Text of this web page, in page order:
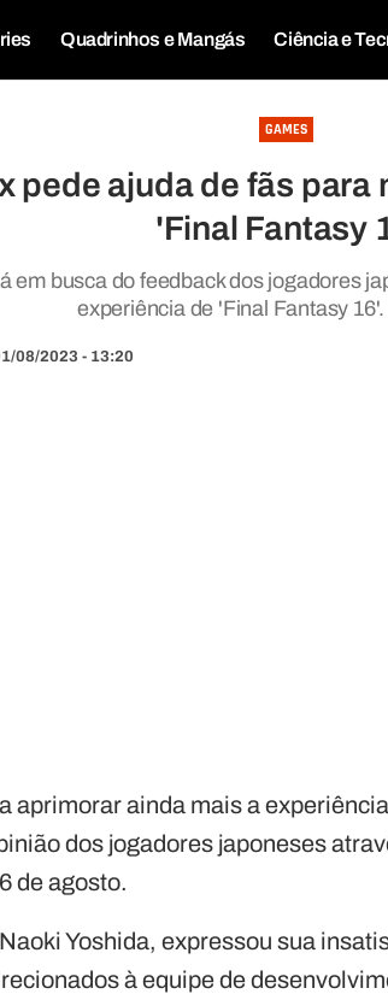
Quadrinhos e Mangás Ciência e
GAMES
pede ajuda de fãs para
'Final Fantasy
em busca do feedback dos jogadores
experiência de 'Final Fantasy
08/2023 - 13:20
aprimorar ainda mais a
dos jogadores japoneses
de agosto.
Yoshida, expressou sua
à equipe de